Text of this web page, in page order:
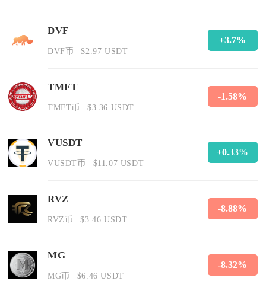
DVF
DVF币 $2.97 USDT
+3.7%
TMFT
TMFT币 $3.36 USDT
-1.58%
VUSDT
VUSDT币 $11.07 USDT
+0.33%
RVZ
RVZ币 $3.46 USDT
-8.88%
MG
MG币 $6.46 USDT
-8.32%